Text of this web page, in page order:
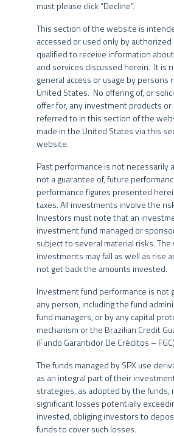
Fundos de Investimento não contam com a
administrador do fundo, do gestor da
mecanismo de seguro ou, ainda, do Fundo
– FGC.
Nos fundos geridos pelo Grupo SPX, a
pode ser diversa da data de aplicação e de
pagamento do resgate pode ser diversa
resgate.
é líquida das taxas de administração, de
custos pertinentes ao fundo, mas não é
avaliação da performance do fundo de
recomendável uma análise de, no mínimo,
rentabilidade obtida no passado não
rentabilidade futura.
Os fundos geridos pelo Grupo SPX podem
derivativos como parte integrante de sua
significativas perdas patrimoniais para
inclusive, acarretar tanto perdas superiores
quanto uma consequente obrigação do
adicionais para cobrir o prejuízo do fundo.
realizar aplicações em ativos financeiros
podem ainda estar expostos a uma
ativos de poucos emissores, com riscos
garantia de que os fundos multimercados
tributário para fundos de longo prazo.
Fundo de açõeslong biascom mandato
ciclos econômicos, combinandostock-
O risco predominante do fundo vem da
ações brasileiras, sendo complementado
carteira vendida,long and shorts
bolsas internacionais e em outros
objetivo também de proteção, atenuando
fundo ao longo dos ciclos e buscando um
ajustado ao risco.
O fundo pode manter até 40% dos seus
PÚBLICO ALVO
PGBL/VGBL
INFORMAÇÕES GERAIS
DATA DE INÍCIO
13/04/2021
CLASSIFICAÇÃO
ANBIMA
Previdência
APLICAÇÃO INICIAL
MÍNIMA
R$ 1.000,00
MOVIMENTAÇÃO
MÍNIMA
R$ 1.000,00
SALDO MÍNIMO
R$ 1.000,00
HORÁRIO DE
MOVIMENTAÇÃO
15:30
must please click “Decline”.
This section of the website is
accessed or used only by
qualified to receive information
and services discussed herein. It is
general access or usage by persons
United States. No offering of, or
offer for, any investment products or
referred to in this section of the
made in the United States via this
website.
Past performance is not necessarily
not a guarantee of, future
performance figures presented
taxes. All investments involve the
Investors must note that an
investment fund managed or
subject to several material risks. The
investments may fall as well as rise
not get back the amounts invested.
Investment fund performance is not
any person, including the fund
fund managers, or by any capital
mechanism or the Brazilian Credit
(Fundo Garantidor De Créditos –
The funds managed by SPX use
as an integral part of their
strategies, as adopted by the funds,
significant losses potentially
invested, obliging investors to
funds to cover such losses.